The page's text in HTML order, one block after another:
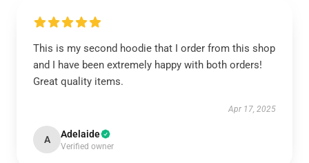
This is my second hoodie that I order from this shop
and I have been extremely happy with both orders!
Great quality items.
Apr 17, 2025
A Adelaide
Verified owner